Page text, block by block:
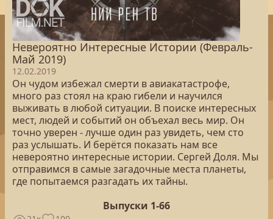
Невероятно Интересные Истории (Февраль-
Май 2019)
12.02.2019
Он чудом избежал смерти в авиакатастрофе,
много раз стоял на краю гибели и научился
выживать в любой ситуации. В поиске интересных
мест, людей и событий он объехал весь мир. Он
точно уверен - лучше один раз увидеть, чем сто
раз услышать. И берётся показать нам все
невероятно интересные истории. Сергей Доля. Мы
отправимся в самые загадочные места планеты,
где попытаемся разгадать их тайны.
Выпуски 1-66